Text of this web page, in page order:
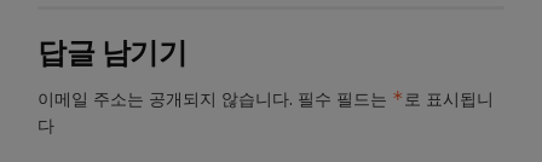
답글 남기기
이메일 주소는 공개되지 않습니다. 필수 필드는 *로 표시됩니
다